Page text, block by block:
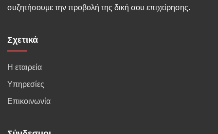
συζητήσουμε την προβολή της δική σου επιχείρησης.
Σχετικά
Η εταιρεία
Υπηρεσίες
Επικοινωνία